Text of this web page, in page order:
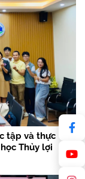
tập và thực
Thủy lợi